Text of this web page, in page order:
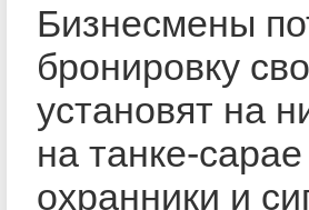
Бизнесмены
бронировку
установят на
на танке-
охранники и